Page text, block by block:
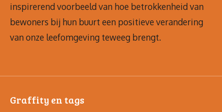
inspirerend voorbeeld van hoe betrokkenheid van
bewoners bij hun buurt een positieve verandering
van onze leefomgeving teweeg brengt.
Graffity en tags